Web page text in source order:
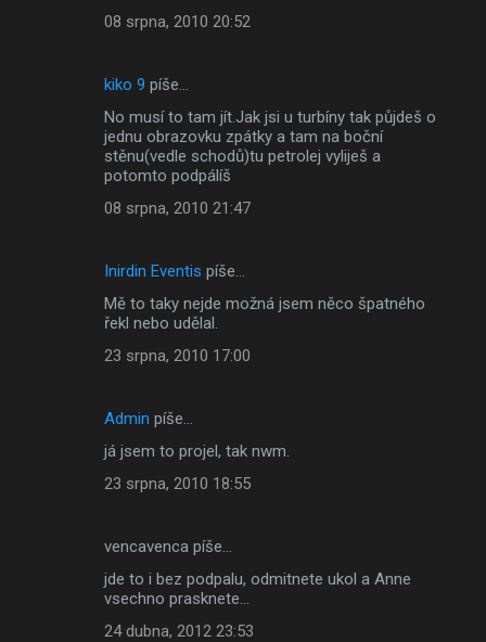
08 srpna, 2010 20:52
kiko 9 píše…
No musí to tam jít.Jak jsi u turbíny tak půjdeš o
jednu obrazovku zpátky a tam na boční
stěnu(vedle schodů)tu petrolej vyliješ a
potomto podpálíš
08 srpna, 2010 21:47
Inirdin Eventis píše…
Mě to taky nejde možná jsem něco špatného
řekl nebo udělal.
23 srpna, 2010 17:00
Admin píše…
já jsem to projel, tak nwm.
23 srpna, 2010 18:55
vencavenca píše…
jde to i bez podpalu, odmitnete ukol a Anne
vsechno prasknete...
24 dubna, 2012 23:53